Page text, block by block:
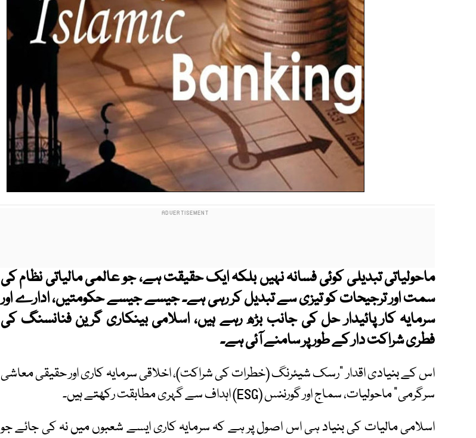
ماحولیاتی تبدیلی کوئی فسانہ نہیں بلکہ ایک حقیقت ہے، جو عالمی مالیاتی نظام کی
سمت اور ترجیحات کو تیزی سے تبدیل کر رہی ہے۔ جیسے جیسے حکومتیں، ادارے اور
سرمایہ کار پائیدار حل کی جانب بڑھ رہے ہیں، اسلامی بینکاری گرین فنانسنگ کی
فطری شراکت دار کے طور پر سامنے آئی ہے۔
اس کے بنیادی اقدار ”رسک شیئرنگ (خطرات کی شراکت)، اخلاقی سرمایہ کاری اور حقیقی معاشی
سرگرمی“ ماحولیات، سماج اور گورننس (ESG) اہداف سے گہری مطابقت رکھتے ہیں۔
اسلامی مالیات کی بنیاد ہی اس اصول پر ہے کہ سرمایہ کاری ایسے شعبوں میں نہ کی جائے جو